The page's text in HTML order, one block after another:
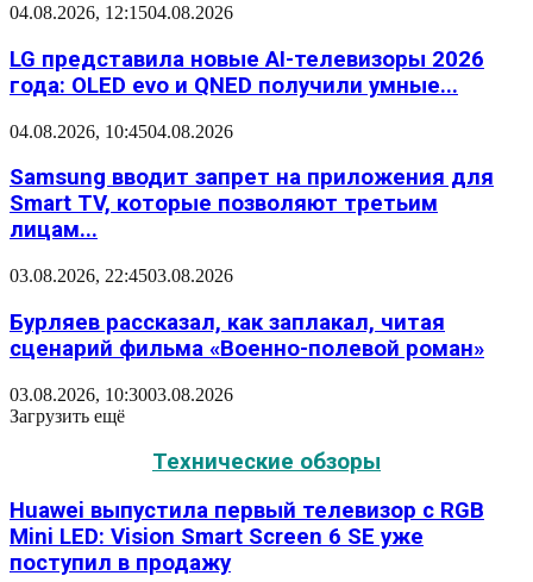
04.08.2026, 12:1504.08.2026
LG представила новые AI-телевизоры 2026
года: OLED evo и QNED получили умные...
04.08.2026, 10:4504.08.2026
Samsung вводит запрет на приложения для
Smart TV, которые позволяют третьим
лицам...
03.08.2026, 22:4503.08.2026
Бурляев рассказал, как заплакал, читая
сценарий фильма «Военно-полевой роман»
03.08.2026, 10:3003.08.2026
Загрузить ещё
Технические обзоры
Huawei выпустила первый телевизор с RGB
Mini LED: Vision Smart Screen 6 SE уже
поступил в продажу